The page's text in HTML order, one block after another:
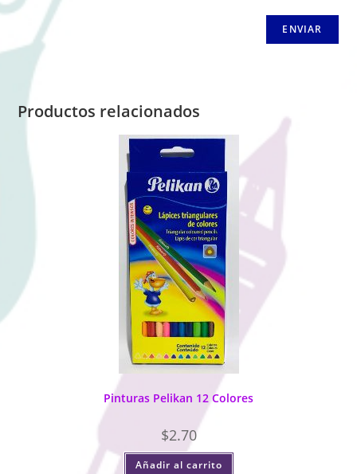
Productos relacionados
Pinturas Pelikan 12 Colores
$2.70
Añadir al carrito